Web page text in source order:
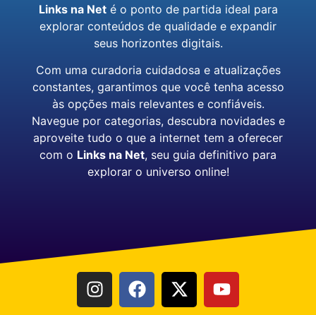
Links na Neté o ponto de partida ideal para
explorar conteúdos de qualidade e expandir
seus horizontes digitais.
Com uma curadoria cuidadosa e atualizações
constantes, garantimos que você tenha acesso
às opções mais relevantes e confiáveis.
Navegue por categorias, descubra novidades e
aproveite tudo o que a internet tem a oferecer
com o Links na Net, seu guia definitivo para
explorar o universo online!